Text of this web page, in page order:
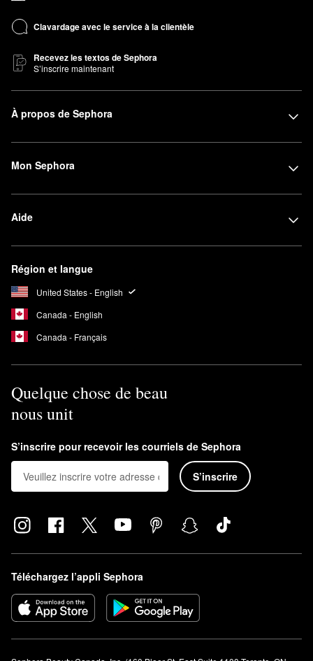
Clavardage avec le service à la clientèle
Recevez les textos de Sephora
S’inscrire maintenant
À propos de Sephora
Mon Sephora
Aide
Région et langue
United States - English
Canada - English
Canada - Français
Quelque chose de beau
nous unit
S’inscrire pour recevoir les courriels de Sephora
S’inscrire
Téléchargez l’appli Sephora